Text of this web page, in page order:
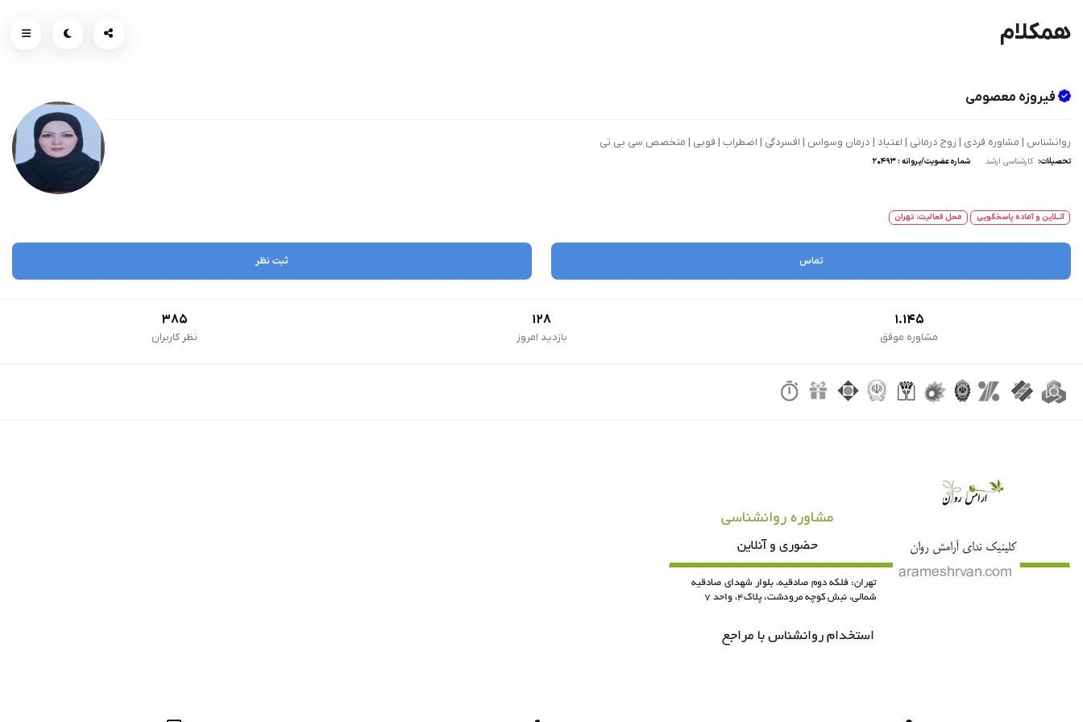
همکلام
فیروزه معصومی
روانشناس | مشاوره فردی | زوج درمانی | اعتیاد | درمان وسواس | افسردگی | اضطراب | فوبی | متخصص سی بی تی
تحصیلات: کارشناسی ارشد شماره عضویت/پروانه : 20493
آنــلاین و آماده پاسخگویی محل فعالیت: تهران
تماس ثبت نظر
1.145
مشاوره موفق
128
بازدید امروز
385
نظر کاربران